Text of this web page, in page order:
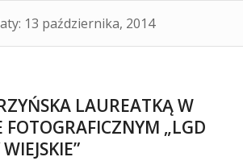
13 października, 2014
LAUREATKĄ W
FOTOGRAFICZNYM „LGD